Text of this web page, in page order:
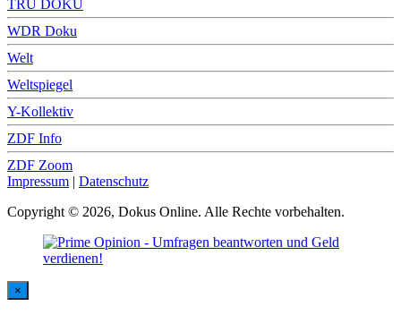
TRU DOKU
WDR Doku
Welt
Weltspiegel
Y-Kollektiv
ZDF Info
ZDF Zoom
Impressum | Datenschutz
Copyright © 2026, Dokus Online. Alle Rechte vorbehalten.
×